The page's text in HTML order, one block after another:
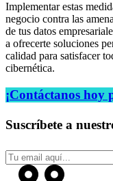
Implementar estas
negocio contra las
de tus datos
a ofrecerte soluciones
calidad para satisfacer
cibernética.
¡Contáctanos hoy
Suscríbete a